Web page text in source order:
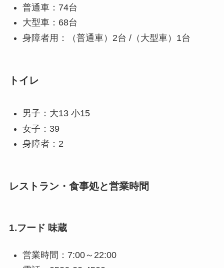
普通車：74台
大型車：68台
身障者用：（普通車）2台 /（大型車）1台
トイレ
男子：大13 小15
女子：39
身障者：2
レストラン・食事処と営業時間
1.フード 味蔵
営業時間：7:00～22:00